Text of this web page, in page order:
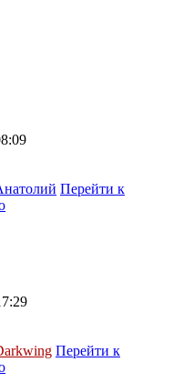
Перейти к
Перейти к